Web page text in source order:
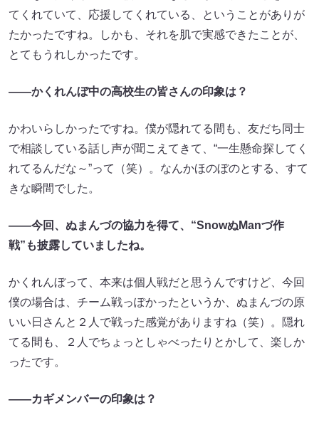
てくれていて、応援してくれている、ということがありが
たかったですね。しかも、それを肌で実感できたことが、
とてもうれしかったです。
――かくれんぼ中の高校生の皆さんの印象は？
かわいらしかったですね。僕が隠れてる間も、友だち同士
で相談している話し声が聞こえてきて、“一生懸命探してく
れてるんだな～”って（笑）。なんかほのぼのとする、すて
きな瞬間でした。
――今回、ぬまんづの協力を得て、“SnowぬManづ作
戦”も披露していましたね。
かくれんぼって、本来は個人戦だと思うんですけど、今回
僕の場合は、チーム戦っぽかったというか、ぬまんづの原
いい日さんと２人で戦った感覚がありますね（笑）。隠れ
てる間も、２人でちょっとしゃべったりとかして、楽しか
ったです。
――カギメンバーの印象は？